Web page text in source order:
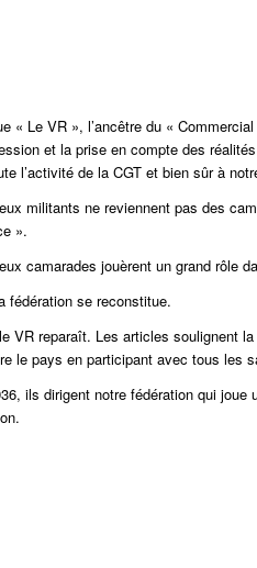
« Le VR », l’ancêtre du «
et la prise en compte des
l’activité de la CGT et bien sûr à
militants ne reviennent pas des
».
camarades jouèrent un grand rôle
fédération se reconstitue.
VR reparaît. Les articles soulignent
le pays en participant avec tous les
ils dirigent notre fédération qui